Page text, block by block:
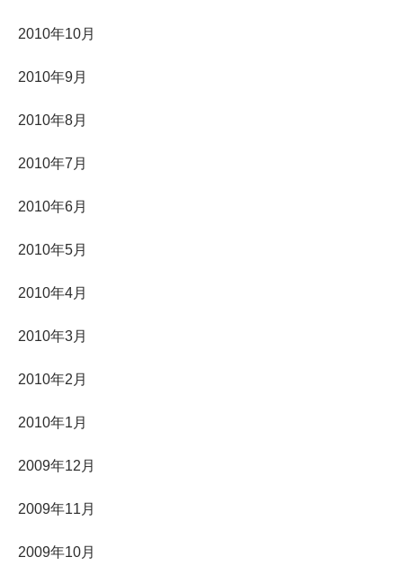
2010年10月
2010年9月
2010年8月
2010年7月
2010年6月
2010年5月
2010年4月
2010年3月
2010年2月
2010年1月
2009年12月
2009年11月
2009年10月